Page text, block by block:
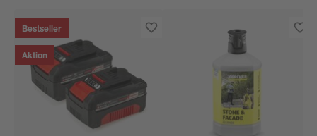
Bestseller
Aktion